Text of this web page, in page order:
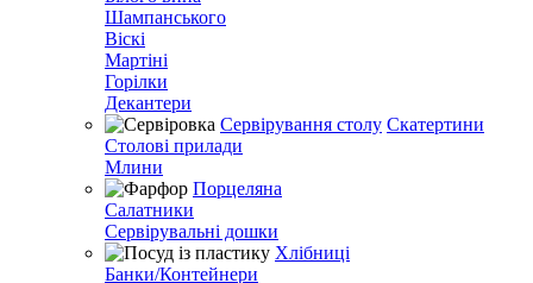
Шампанського
Віскі
Мартіні
Горілки
Декантери
Сервірування столу Скатертини
Столові прилади
Млини
Порцеляна
Салатники
Сервірувальні дошки
Хлібниці
Банки/Контейнери